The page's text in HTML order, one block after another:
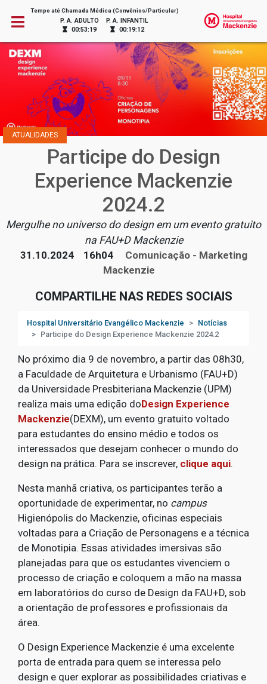
Tempo até Chamada Médica (Convênios/Particular)
P. A. ADULTO
00:53:19
P. A. INFANTIL
00:19:12
ATUALIDADES
Participe do Design
Experience Mackenzie
2024.2
Mergulhe no universo do design em um evento gratuito
na FAU+D Mackenzie
31.10.2024
16h04
Comunicação - Marketing
Mackenzie
COMPARTILHE NAS REDES SOCIAIS
Hospital Universitário Evangélico Mackenzie
Notícias
Participe do Design Experience Mackenzie 2024.2
No próximo dia 9 de novembro, a partir das 08h30,
a Faculdade de Arquitetura e Urbanismo (FAU+D)
da Universidade Presbiteriana Mackenzie (UPM)
realiza mais uma edição doDesign Experience
Mackenzie(DEXM), um evento gratuito voltado
para estudantes do ensino médio e todos os
interessados que desejam conhecer o mundo do
design na prática. Para se inscrever, clique aqui.
Nesta manhã criativa, os participantes terão a
oportunidade de experimentar, no campus
Higienópolis do Mackenzie, oficinas especiais
voltadas para a Criação de Personagens e a técnica
de Monotipia. Essas atividades imersivas são
planejadas para que os estudantes vivenciem o
processo de criação e coloquem a mão na massa
em laboratórios do curso de Design da FAU+D, sob
a orientação de professores e profissionais da
área.
O Design Experience Mackenzie é uma excelente
porta de entrada para quem se interessa pelo
design e quer explorar as possibilidades criativas e